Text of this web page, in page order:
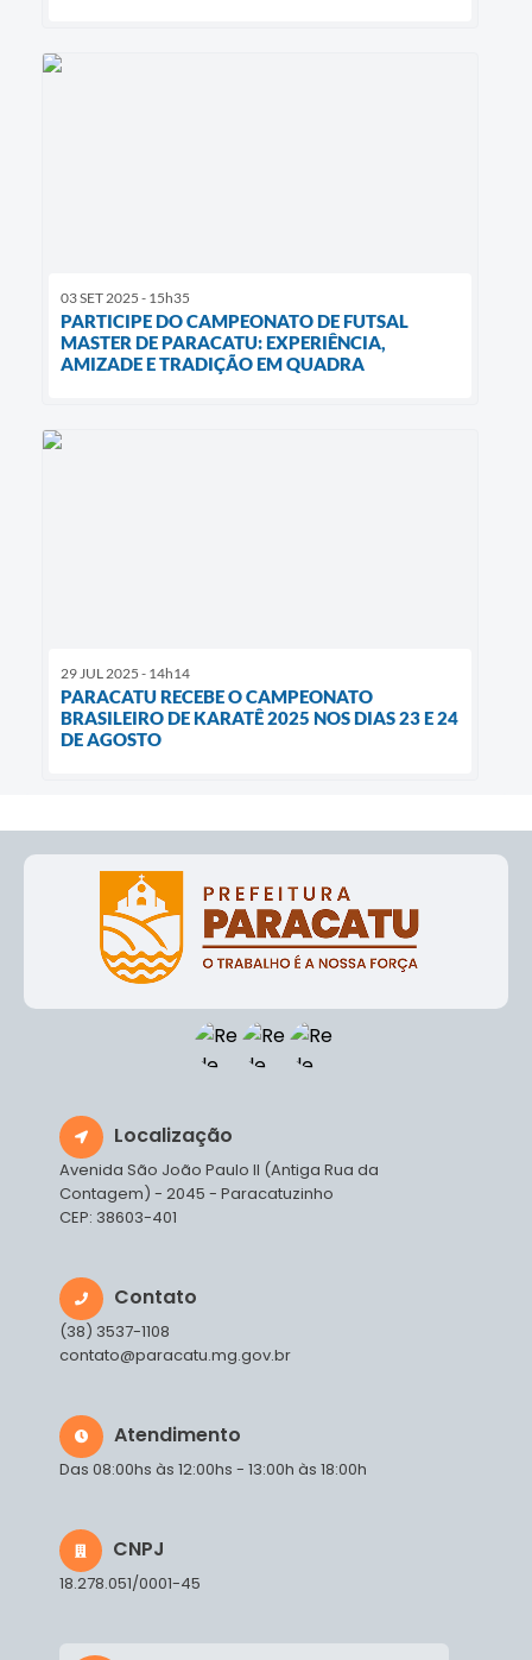
03 SET 2025 - 15h35
PARTICIPE DO CAMPEONATO DE FUTSAL
MASTER DE PARACATU: EXPERIÊNCIA,
AMIZADE E TRADIÇÃO EM QUADRA
29 JUL 2025 - 14h14
PARACATU RECEBE O CAMPEONATO
BRASILEIRO DE KARATÊ 2025 NOS DIAS 23 E 24
DE AGOSTO
Localização
Avenida São João Paulo II (Antiga Rua da
Contagem) - 2045 - Paracatuzinho
CEP: 38603-401
Contato
(38) 3537-1108
contato@paracatu.mg.gov.br
Atendimento
Das 08:00hs às 12:00hs - 13:00h às 18:00h
CNPJ
18.278.051/0001-45